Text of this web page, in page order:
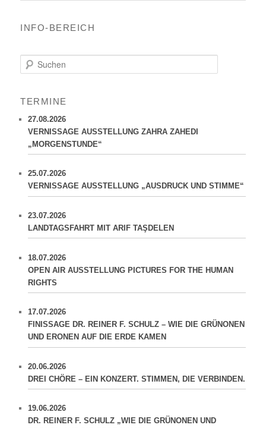
INFO-BEREICH
u
e
n
TERMINE
27.08.2026
VERNISSAGE AUSSTELLUNG ZAHRA ZAHEDI
„MORGENSTUNDE“
25.07.2026
VERNISSAGE AUSSTELLUNG „AUSDRUCK UND STIMME“
23.07.2026
LANDTAGSFAHRT MIT ARIF TAŞDELEN
18.07.2026
OPEN AIR AUSSTELLUNG PICTURES FOR THE HUMAN
RIGHTS
17.07.2026
FINISSAGE DR. REINER F. SCHULZ – WIE DIE GRÜNONEN
UND ERONEN AUF DIE ERDE KAMEN
20.06.2026
DREI CHÖRE – EIN KONZERT. STIMMEN, DIE VERBINDEN.
19.06.2026
DR. REINER F. SCHULZ „WIE DIE GRÜNONEN UND